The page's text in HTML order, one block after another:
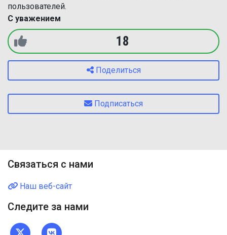
пользователей.
С уважением
18
Поделиться
Подписаться
Связаться с нами
Наш веб-сайт
Следите за нами